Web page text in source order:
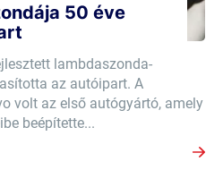
50 éve
lambdaszonda-
az autóipart. A
volt az első autógyártó, amely
beépítette...